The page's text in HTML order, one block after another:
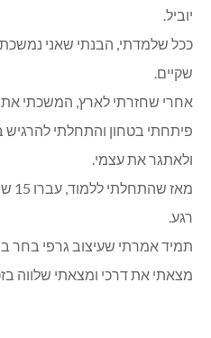
יוביל.
ככל שלמדתי, הבנתי שאני נמשכת
שקיים.
אחרי שחזרתי לארץ, המשכתי את
פיתחתי בטחון והתחלתי להרגיש
ולאתגר את עצמי.
רגע.
תמיד אמרתי שעיצוב גרפי בחר בי
מצאתי את דרכי ומצאתי שלווה